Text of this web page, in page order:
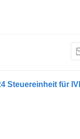
Steuereinheit für